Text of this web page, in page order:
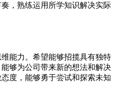
，熟练运用所学知识解决实际
能力。希望能够招揽具有独特
够为公司带来新的想法和解决
度，能够勇于尝试和探索未知